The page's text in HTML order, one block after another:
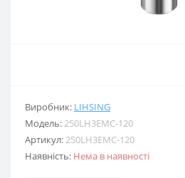
Виробник: LIHSING
Модель:250LH3EMC-120
Артикул:250LH3EMC-120
Наявність: Нема в наявності